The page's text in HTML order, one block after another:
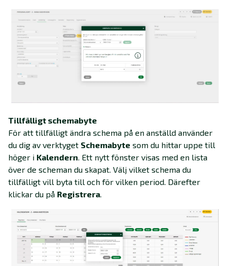
Tillfälligt schemabyte
För att tillfälligt ändra schema på en anställd använder
du dig av verktyget Schemabyte som du hittar uppe till
höger i Kalendern . Ett nytt fönster visas med en lista
över de scheman du skapat. Välj vilket schema du
tillfälligt vill byta till och för vilken period. Därefter
klickar du på Registrera